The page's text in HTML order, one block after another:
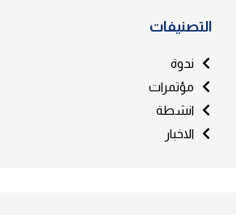
التصنيفات
ندوة
مؤتمرات
انشطة
الاخبار